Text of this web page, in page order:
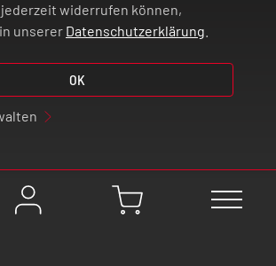
widerrufen können,
unserer Datenschutzerklärung
OK
VERTRAG WIDERRUFEN
| Riccardo Onlinestore GmbH